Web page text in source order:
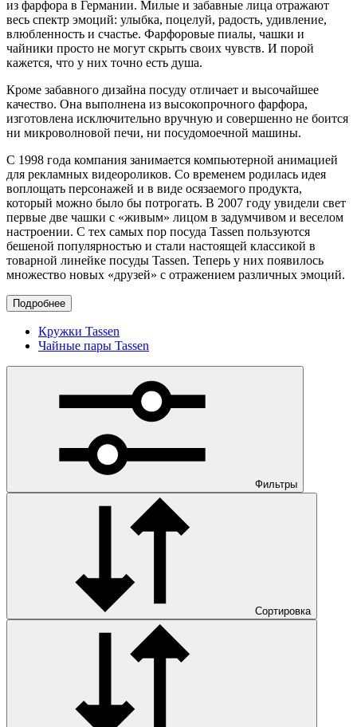
из фарфора в Германии. Милые и забавные лица отражают
весь спектр эмоций: улыбка, поцелуй, радость, удивление,
влюбленность и счастье. Фарфоровые пиалы, чашки и
чайники просто не могут скрыть своих чувств. И порой
кажется, что у них точно есть душа.
Кроме забавного дизайна посуду отличает и высочайшее
качество. Она выполнена из высокопрочного фарфора,
изготовлена исключительно вручную и совершенно не боится
ни микроволновой печи, ни посудомоечной машины.
С 1998 года компания занимается компьютерной анимацией
для рекламных видеороликов. Со временем родилась идея
воплощать персонажей и в виде осязаемого продукта,
который можно было бы потрогать. В 2007 году увидели свет
первые две чашки с «живым» лицом в задумчивом и веселом
настроении. С тех самых пор посуда Tassen пользуются
бешеной популярностью и стали настоящей классикой в
товарной линейке посуды Tassen. Теперь у них появилось
множество новых «друзей» с отражением различных эмоций.
Подробнее
Кружки Tassen
Чайные пары Tassen
Фильтры
Сортировка